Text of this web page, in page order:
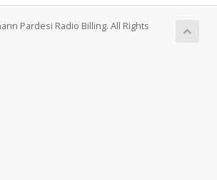
Pardesi Radio Billing. All Rights